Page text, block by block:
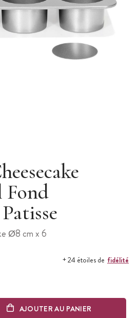
Ø8 cm x 6
+ 24 étoiles de fidélité
AJOUTER AU PANIER